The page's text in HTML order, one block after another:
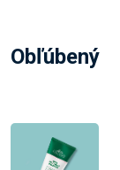
Obľúbený